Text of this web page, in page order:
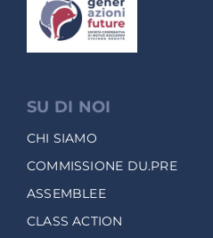
SU DI NOI
CHI SIAMO
COMMISSIONE DU.PRE
ASSEMBLEE
CLASS ACTION